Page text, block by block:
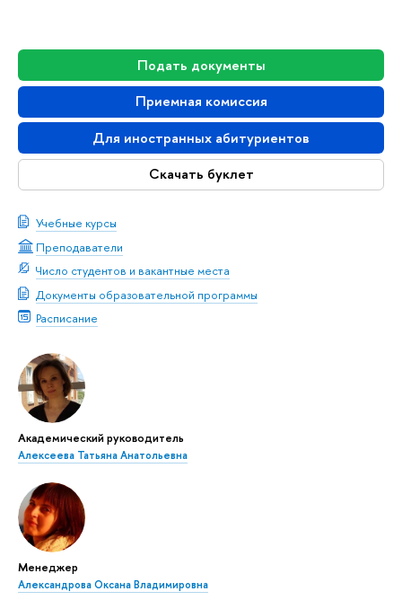
Подать документы
Приемная комиссия
Для иностранных абитуриентов
Скачать буклет
Учебные курсы
Преподаватели
Число студентов и вакантные места
Документы образовательной программы
Расписание
Академический руководитель
Алексеева Татьяна Анатольевна
Менеджер
Александрова Оксана Владимировна